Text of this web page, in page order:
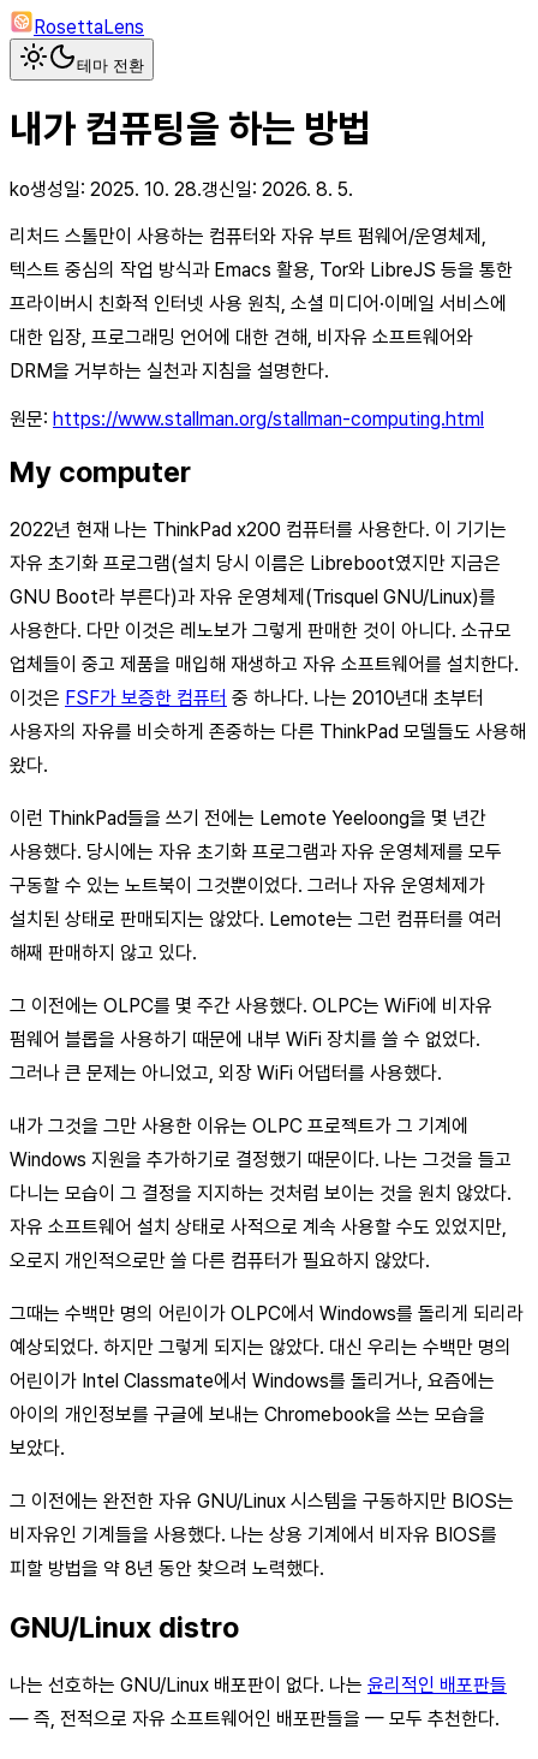
RosettaLens
테마 전환
내가 컴퓨팅을 하는 방법
ko생성일: 2025. 10. 28.갱신일: 2026. 8. 5.
리처드 스톨만이 사용하는 컴퓨터와 자유 부트 펌웨어/운영체제,
텍스트 중심의 작업 방식과 Emacs 활용, Tor와 LibreJS 등을 통한
프라이버시 친화적 인터넷 사용 원칙, 소셜 미디어·이메일 서비스에
대한 입장, 프로그래밍 언어에 대한 견해, 비자유 소프트웨어와
DRM을 거부하는 실천과 지침을 설명한다.
원문: https://www.stallman.org/stallman-computing.html
My computer
2022년 현재 나는 ThinkPad x200 컴퓨터를 사용한다. 이 기기는
자유 초기화 프로그램(설치 당시 이름은 Libreboot였지만 지금은
GNU Boot라 부른다)과 자유 운영체제(Trisquel GNU/Linux)를
사용한다. 다만 이것은 레노보가 그렇게 판매한 것이 아니다. 소규모
업체들이 중고 제품을 매입해 재생하고 자유 소프트웨어를 설치한다.
이것은 FSF가 보증한 컴퓨터 중 하나다. 나는 2010년대 초부터
사용자의 자유를 비슷하게 존중하는 다른 ThinkPad 모델들도 사용해
왔다.
이런 ThinkPad들을 쓰기 전에는 Lemote Yeeloong을 몇 년간
사용했다. 당시에는 자유 초기화 프로그램과 자유 운영체제를 모두
구동할 수 있는 노트북이 그것뿐이었다. 그러나 자유 운영체제가
설치된 상태로 판매되지는 않았다. Lemote는 그런 컴퓨터를 여러
해째 판매하지 않고 있다.
그 이전에는 OLPC를 몇 주간 사용했다. OLPC는 WiFi에 비자유
펌웨어 블롭을 사용하기 때문에 내부 WiFi 장치를 쓸 수 없었다.
그러나 큰 문제는 아니었고, 외장 WiFi 어댑터를 사용했다.
내가 그것을 그만 사용한 이유는 OLPC 프로젝트가 그 기계에
Windows 지원을 추가하기로 결정했기 때문이다. 나는 그것을 들고
다니는 모습이 그 결정을 지지하는 것처럼 보이는 것을 원치 않았다.
자유 소프트웨어 설치 상태로 사적으로 계속 사용할 수도 있었지만,
오로지 개인적으로만 쓸 다른 컴퓨터가 필요하지 않았다.
그때는 수백만 명의 어린이가 OLPC에서 Windows를 돌리게 되리라
예상되었다. 하지만 그렇게 되지는 않았다. 대신 우리는 수백만 명의
어린이가 Intel Classmate에서 Windows를 돌리거나, 요즘에는
아이의 개인정보를 구글에 보내는 Chromebook을 쓰는 모습을
보았다.
그 이전에는 완전한 자유 GNU/Linux 시스템을 구동하지만 BIOS는
비자유인 기계들을 사용했다. 나는 상용 기계에서 비자유 BIOS를
피할 방법을 약 8년 동안 찾으려 노력했다.
GNU/Linux distro
나는 선호하는 GNU/Linux 배포판이 없다. 나는 윤리적인 배포판들
— 즉, 전적으로 자유 소프트웨어인 배포판들을 — 모두 추천한다.